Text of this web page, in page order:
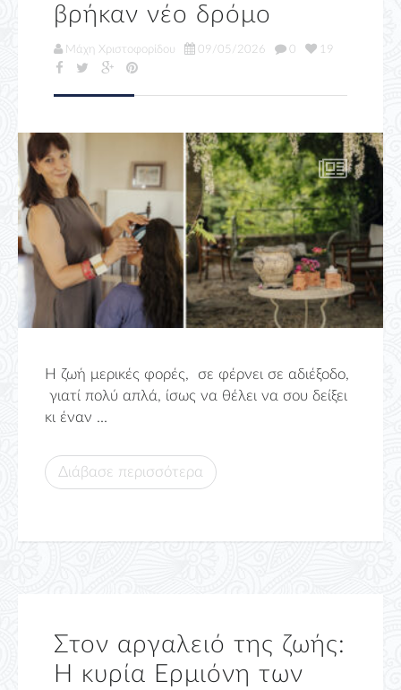
βρήκαν νέο δρόμο
Μάχη Χριστοφορίδου 09/05/2026 0 19
Η ζωή μερικές φορές, σε φέρνει σε αδιέξοδο,
γιατί πολύ απλά, ίσως να θέλει να σου δείξει
κι έναν ...
Διάβασε περισσότερα
Στον αργαλειό της ζωής:
Η κυρία Ερμιόνη των